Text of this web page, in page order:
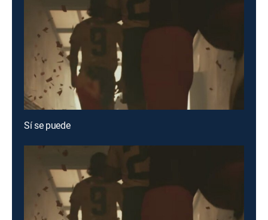
Sí se puede